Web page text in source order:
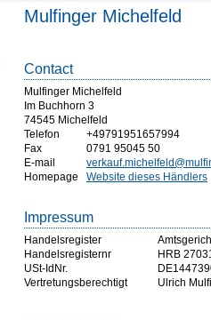
Mulfinger Michelfeld
Contact
Mulfinger Michelfeld
Im Buchhorn 3
74545 Michelfeld
Telefon
+49791951657994
Fax
0791 95045 50
E-mail
Homepage
Website dieses Händlers
Impressum
Handelsregister
Handelsregisternr
HRB
USt-IdNr.
Vertretungsberechtigt
Ulrich